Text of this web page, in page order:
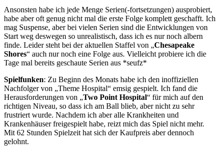
Ansonsten habe ich jede Menge Serien(-fortsetzungen) ausprobiert,
habe aber oft genug nicht mal die erste Folge komplett geschafft. Ich
mag Suspense, aber bei vielen Serien sind die Entwicklungen von
Start weg deswegen so unrealistisch, dass ich es nur noch albern
finde. Leider steht bei der aktuellen Staffel von „Chesapeake
Shores“ auch nur noch eine Folge aus. Vielleicht probiere ich die
Tage mal bereits geschaute Serien aus *seufz*
Spielfunken: Zu Beginn des Monats habe ich den inoffiziellen
Nachfolger von „Theme Hospital“ emsig gespielt. Ich fand die
Herausforderungen von „Two Point Hospital“ für mich auf den
richtigen Niveau, so dass ich am Ball blieb, aber nicht zu sehr
frustriert wurde. Nachdem ich aber alle Krankheiten und
Krankenhäuser freigespielt habe, reizt mich das Spiel nicht mehr.
Mit 62 Stunden Spielzeit hat sich der Kaufpreis aber dennoch
gelohnt.